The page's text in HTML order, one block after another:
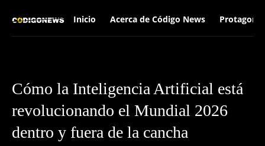
Inicio Acerca de Código News
Cómo la Inteligencia Artificial está
revolucionando el Mundial 2026
dentro y fuera de la cancha